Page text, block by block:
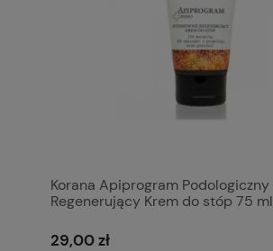
Korana Apiprogram Podologiczny
Regenerujący Krem do stóp 75 ml
29,00 zł